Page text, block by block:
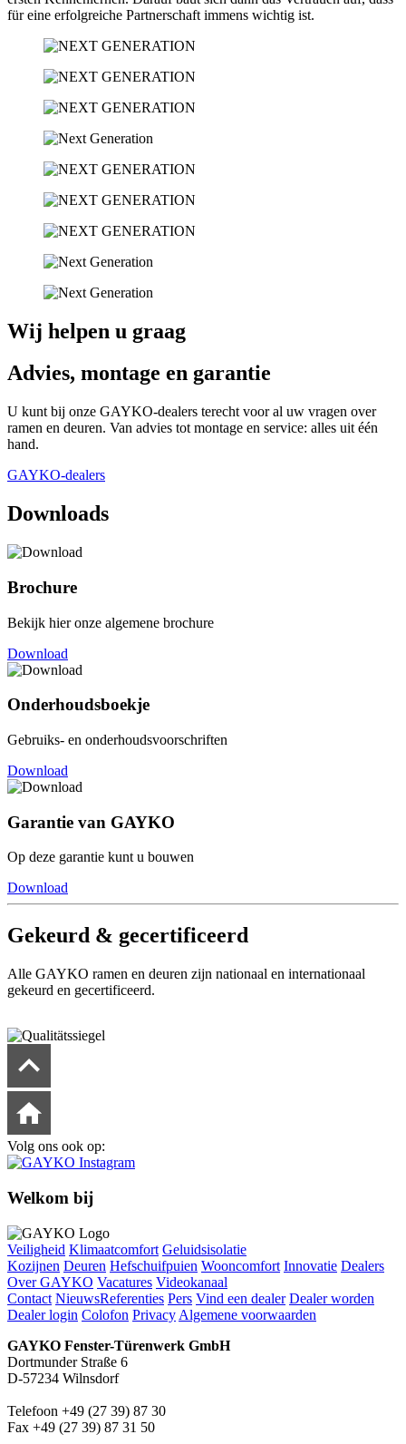
für eine erfolgreiche Partnerschaft immens wichtig ist.
Wij helpen u graag
Advies, montage en garantie
U kunt bij onze GAYKO-dealers terecht voor al uw vragen over
ramen en deuren. Van advies tot montage en service: alles uit één
hand.
GAYKO-dealers
Downloads
Brochure
Bekijk hier onze algemene brochure
Download
Onderhoudsboekje
Gebruiks- en onderhoudsvoorschriften
Download
Garantie van GAYKO
Op deze garantie kunt u bouwen
Download
Gekeurd & gecertificeerd
Alle GAYKO ramen en deuren zijn nationaal en internationaal
gekeurd en gecertificeerd.
Volg ons ook op:
Welkom bij
Veiligheid Klimaatcomfort Geluidsisolatie
Kozijnen Deuren Hefschuifpuien Wooncomfort Innovatie Dealers
Over GAYKO Vacatures Videokanaal
Contact NieuwsReferenties Pers Vind een dealer Dealer worden
Dealer login Colofon Privacy Algemene voorwaarden
GAYKO Fenster-Türenwerk GmbH
Dortmunder Straße 6
D-57234 Wilnsdorf
Telefoon +49 (27 39) 87 30
Fax +49 (27 39) 87 31 50